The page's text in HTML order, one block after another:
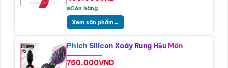
Còn hàng
Xem sản phẩm→
Phích Silicon Xoáy Rung Hậu Môn
750.000VND